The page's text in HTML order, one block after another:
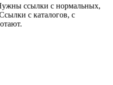
ссылки с нормальных,
с каталогов, с